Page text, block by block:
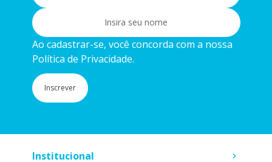
Ao cadastrar-se, você concorda com a nossa
Política de Privacidade.
Inscrever
Institucional